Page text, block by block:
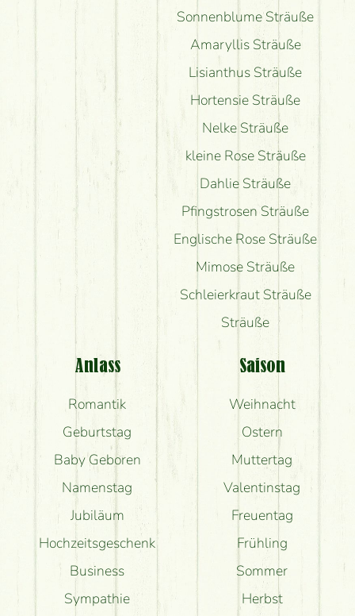
Sonnenblume Sträuße
Amaryllis Sträuße
Lisianthus Sträuße
Hortensie Sträuße
Nelke Sträuße
kleine Rose Sträuße
Dahlie Sträuße
Pfingstrosen Sträuße
Englische Rose Sträuße
Mimose Sträuße
Schleierkraut Sträuße
Sträuße
Anlass
Romantik
Geburtstag
Baby Geboren
Namenstag
Jubiläum
Hochzeitsgeschenk
Business
Sympathie
Saison
Weihnacht
Ostern
Muttertag
Valentinstag
Freuentag
Frühling
Sommer
Herbst